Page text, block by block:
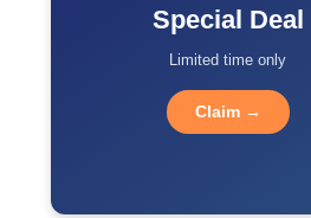
Special Deal
Limited time only
Claim →